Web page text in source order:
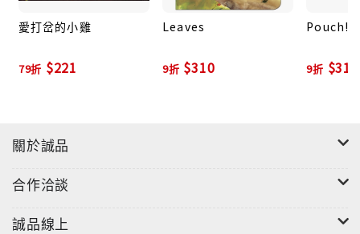
愛打岔的小雞
79折 $221
Leaves
9折 $310
Pouch!
9折 $310
關於誠品
合作洽談
誠品線上